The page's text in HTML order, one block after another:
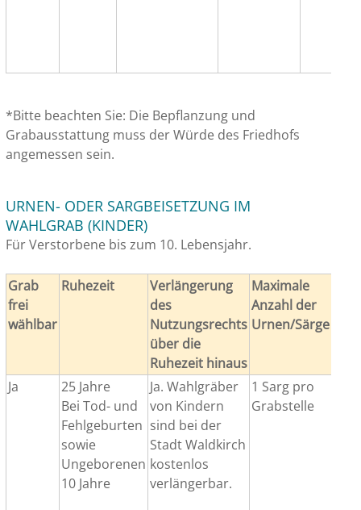
*Bitte beachten Sie: Die Bepflanzung und
Grabausstattung muss der Würde des Friedhofs
angemessen sein.
URNEN- ODER SARGBEISETZUNG IM
WAHLGRAB (KINDER)
Für Verstorbene bis zum 10. Lebensjahr.
Grab
frei
wählbar
Ruhezeit
Verlängerung
des
Nutzungsrechts
über die
Ruhezeit hinaus
Maximale
Anzahl der
Urnen/Särge
Ja
25 Jahre
Bei Tod- und
Fehlgeburten
sowie
Ungeborenen
10 Jahre
Ja. Wahlgräber
von Kindern
sind bei der
Stadt Waldkirch
kostenlos
verlängerbar.
1 Sarg pro
Grabstelle